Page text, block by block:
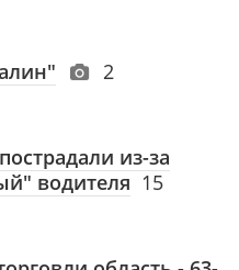
2
из-за
водителя 15